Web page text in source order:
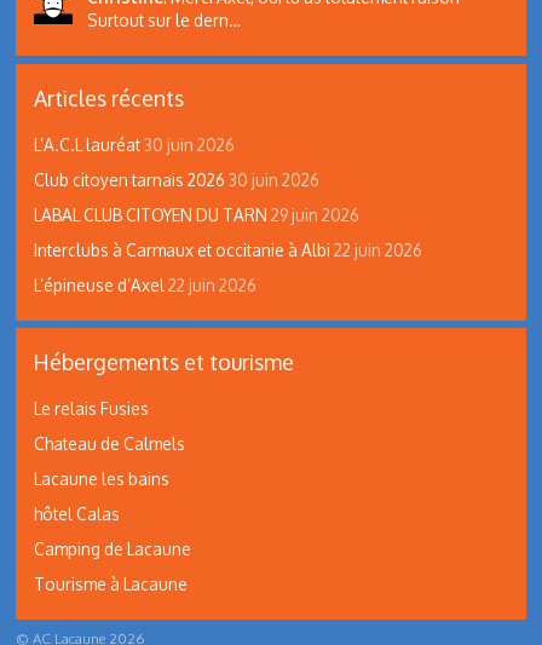
Surtout sur le dern…
Articles récents
L’A.C.L lauréat 30 juin 2026
Club citoyen tarnais 2026 30 juin 2026
LABAL CLUB CITOYEN DU TARN 29 juin 2026
Interclubs à Carmaux et occitanie à Albi 22 juin 2026
L’épineuse d’Axel 22 juin 2026
Hébergements et tourisme
Le relais Fusies
Chateau de Calmels
Lacaune les bains
hôtel Calas
Camping de Lacaune
Tourisme à Lacaune
©AC Lacaune 2026